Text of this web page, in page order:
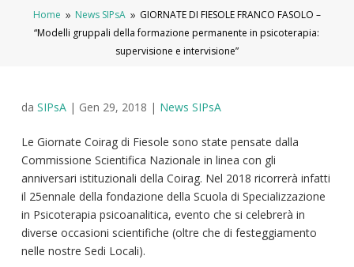
Home 9 News SIPsA 9 GIORNATE DI FIESOLE FRANCO FASOLO –
“Modelli gruppali della formazione permanente in psicoterapia:
supervisione e intervisione”
da SIPsA| Gen 29, 2018 | News SIPsA
Le Giornate Coirag di Fiesole sono state pensate dalla
Commissione Scientifica Nazionale in linea con gli
anniversari istituzionali della Coirag. Nel 2018 ricorrerà infatti
il 25ennale della fondazione della Scuola di Specializzazione
in Psicoterapia psicoanalitica, evento che si celebrerà in
diverse occasioni scientifiche (oltre che di festeggiamento
nelle nostre Sedi Locali).